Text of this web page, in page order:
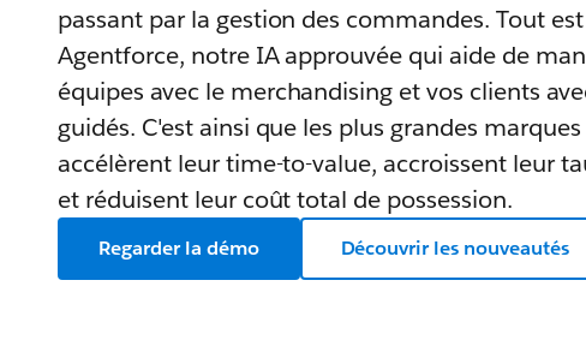
passant par la gestion des commandes. Tout
Agentforce, notre IA approuvée qui aide de
équipes avec le merchandising et vos clients
guidés. C'est ainsi que les plus grandes
accélèrent leur time-to-value, accroissent leur
et réduisent leur coût total de possession.
Regarder la démo Découvrir les nouveautés